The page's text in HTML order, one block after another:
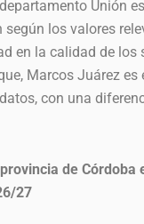
Unión
los valores
en la calidad de los
Marcos Juárez es
con una
de Córdoba
27